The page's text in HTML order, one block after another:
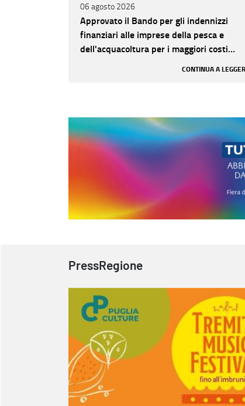
06 agosto 2026
Approvato il Bando per gli indennizzi
finanziari alle imprese della pesca e
dell'acquacoltura per i maggiori costi
CONTINUA A
PressRegione